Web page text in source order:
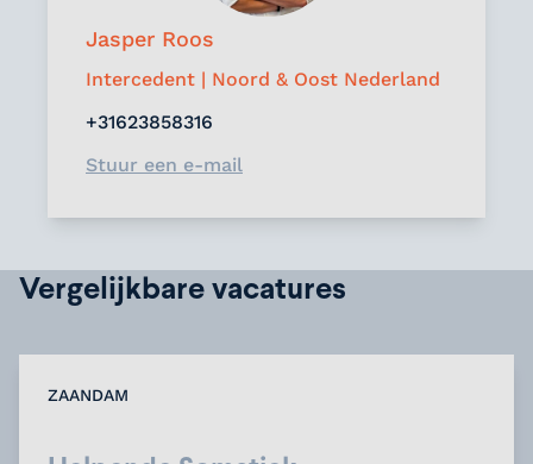
Jasper Roos
Intercedent | Noord & Oost Nederland
+31623858316
Stuur een e-mail
Vergelijkbare vacatures
ZAANDAM